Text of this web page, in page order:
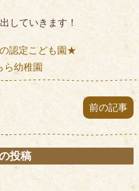
していきます！
認定こども園★
ら幼稚園
前の記事
投稿